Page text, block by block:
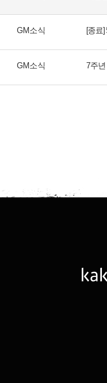
GM소식 [종료
GM소식 7주년